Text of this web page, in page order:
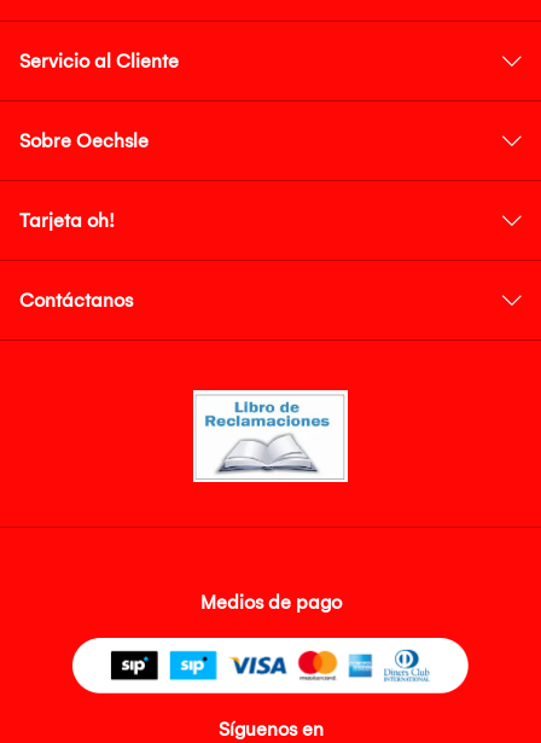
Servicio al Cliente
Sobre Oechsle
Tarjeta oh!
Contáctanos
Medios de pago
Síguenos en